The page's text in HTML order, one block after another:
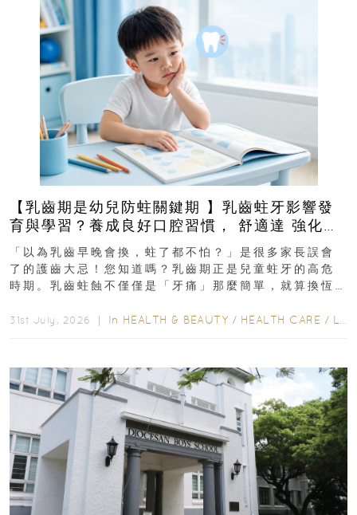
【乳齒期是幼兒防蛀關鍵期 】乳齒蛀牙影響發
育與學習？養成良好口腔習慣， 舒適達 強化琺
瑯質 兒童牙膏防護指南
「以為乳齒早晚會換，蛀了都不怕？」是很多家長誤會
了的護齒大忌！您知道嗎？乳齒期正是兒童蛀牙的高危
時期。乳齒蛀蝕不僅僅是「牙痛」那麼簡單，就算換恆
31st July, 2026 ｜ In HEALTH & BEAUTY / HEALTH CARE / LIFESTYLE